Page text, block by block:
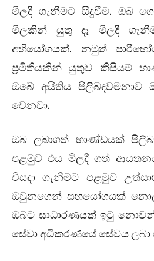
මිලදී ගැනීමට සිදුවීම. ඔබ
මිලකින් යුතු දෑ මිලදී
අභියෝගයක්. නමුත්
ප්‍රමිතියකින් යුතුව කිසියම්
ඔබේ අයිතිය පිලිබඳවමනාව
වෙනවා.
ඔබ ලබාගත් භාණ්ඩයක්
පළමුව එය මිලදී ගත්
විසඳා ගැනීමට පළමුව
ඔවුනගෙන් සහයෝගයක්
ඔබට සාධාරණයක් ඉටු
සේවා අධිකරණයේ සේවය